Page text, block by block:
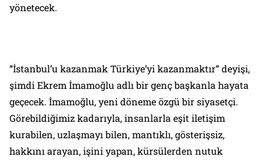
yönetecek.
“İstanbul’u kazanmak Türkiye’yi kazanmaktır” deyişi,
şimdi Ekrem İmamoğlu adlı bir genç başkanla hayata
geçecek. İmamoğlu, yeni döneme özgü bir siyasetçi.
Görebildiğimiz kadarıyla, insanlarla eşit iletişim
kurabilen, uzlaşmayı bilen, mantıklı, gösterişsiz,
hakkını arayan, işini yapan, kürsülerden nutuk